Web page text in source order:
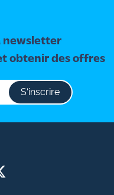
newsletter
obtenir des offres
S‘inscrire